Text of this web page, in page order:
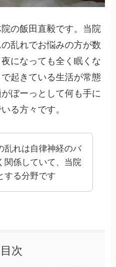
の飯田直毅です。当院
乱れでお悩みの方が数
になっても全く眠くな
起きている生活が常態
ぼーっとして何も手に
る方々です。
乱れは自律神経のバ
関係していて、当院
する分野です
目次